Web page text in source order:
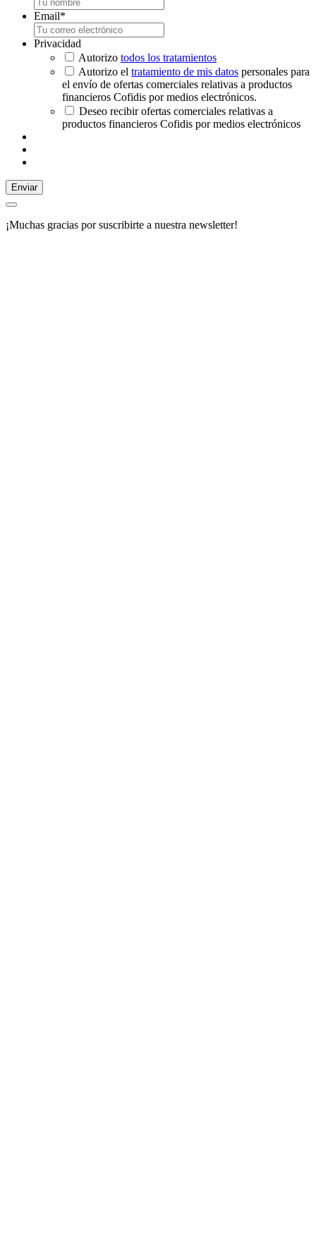
Email*
Privacidad
Autorizo todos los tratamientos
Autorizo el tratamiento de mis datos personales para
el envío de ofertas comerciales relativas a productos
financieros Cofidis por medios electrónicos.
Deseo recibir ofertas comerciales relativas a
productos financieros Cofidis por medios electrónicos
Enviar
¡Muchas gracias por suscribirte a nuestra newsletter!